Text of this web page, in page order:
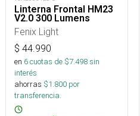
Linterna Frontal HM23
V2.0 300 Lumens
Fenix Light
$ 44.990
en 6cuotas de $7.498sin
interés
ahorras $1.800 por
transferencia.